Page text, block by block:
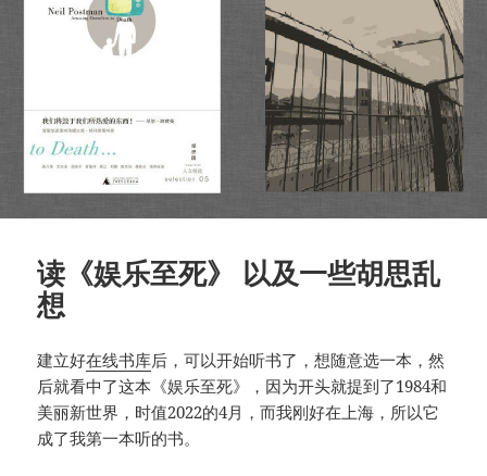
读《娱乐至死》 以及一些胡思乱
想
建立好在线书库后，可以开始听书了，想随意选一本，然
后就看中了这本《娱乐至死》，因为开头就提到了1984和
美丽新世界，时值2022的4月，而我刚好在上海，所以它
成了我第一本听的书。